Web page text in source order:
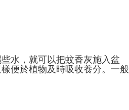
水，就可以把蚊香灰施入盆
便於植物及時吸收養分。一般